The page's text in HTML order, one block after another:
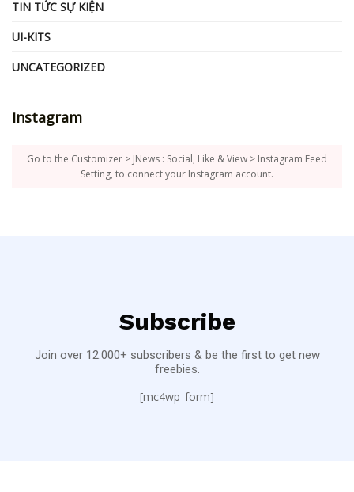
TIN TỨC SỰ KIỆN
UI-KITS
UNCATEGORIZED
Instagram
Go to the Customizer > JNews : Social, Like & View > Instagram Feed
Setting, to connect your Instagram account.
Subscribe
Join over 12.000+ subscribers & be the first to get new
freebies.
[mc4wp_form]